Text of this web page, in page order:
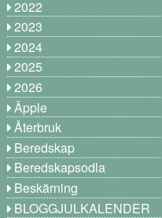
2022
2023
2024
2025
2026
Äpple
Återbruk
Beredskap
Beredskapsodla
Beskärning
BLOGGJULKALENDER